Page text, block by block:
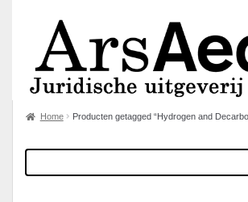
Home Producten getagged “Hydrogen and